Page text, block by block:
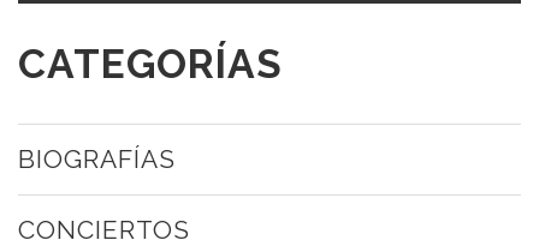
CATEGORÍAS
BIOGRAFÍAS
CONCIERTOS